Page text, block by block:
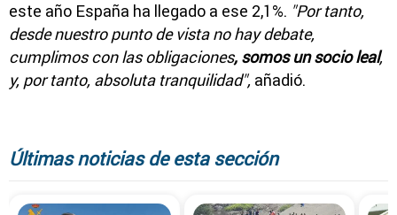
este año España ha llegado a ese 2,1%. "Por tanto,
desde nuestro punto de vista no hay debate,
cumplimos con las obligaciones, somos un socio leal,
y, por tanto, absoluta tranquilidad", añadió.
Últimas noticias de esta sección